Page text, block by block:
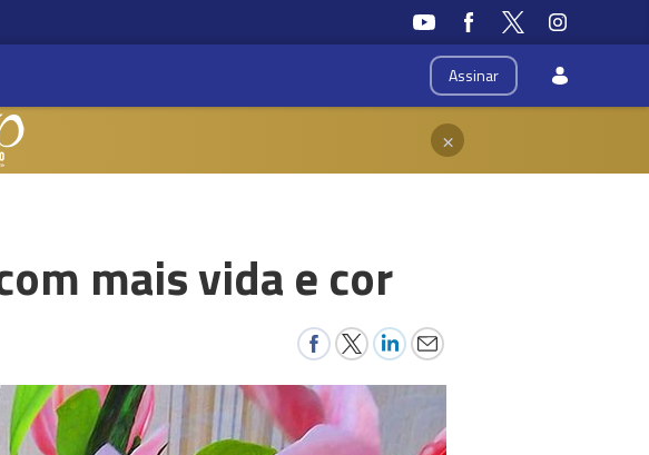
Assinar
×
mais vida e cor